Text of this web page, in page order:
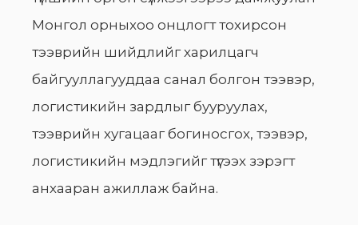
Монгол орныхоо онцлогт тохирсон
тээврийн шийдлийг харилцагч
байгууллагууддаа санал болгон тээвэр,
логистикийн зардлыг бууруулах,
тээврийн хугацааг богиносгох, тээвэр,
логистикийн мэдлэгийг түгээх зэрэгт
анхааран ажиллаж байна.